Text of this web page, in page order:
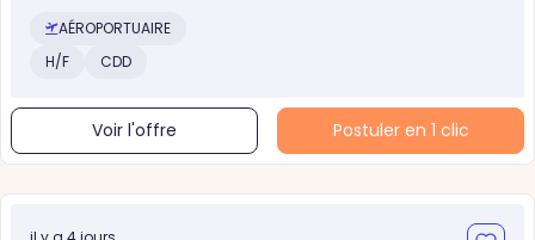
AÉROPORTUAIRE
H/F
CDD
Voir l'offre Postuler en 1 clic